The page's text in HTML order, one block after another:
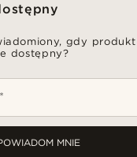
gdy produkt
dostępny?
MNIE